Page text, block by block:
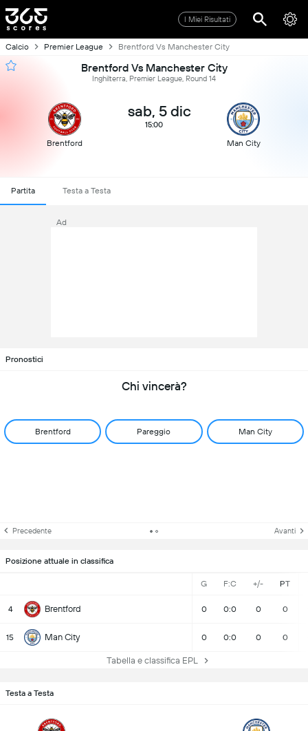
I Miei Risultati
Calcio Premier League Brentford Vs Manchester City
Brentford Vs Manchester City
Inghilterra, Premier League, Round 14
Brentford
sab, 5 dic
15:00
Man City
Partita Testa a Testa
Ad
Pronostici
Chi vincerà?
Brentford Pareggio Man City
Precedente Avanti
Posizione attuale in classifica
G F:C +/- PT
4 Brentford 0 0:0 0 0
15 Man City 0 0:0 0 0
Tabella e classifica EPL
Testa a Testa